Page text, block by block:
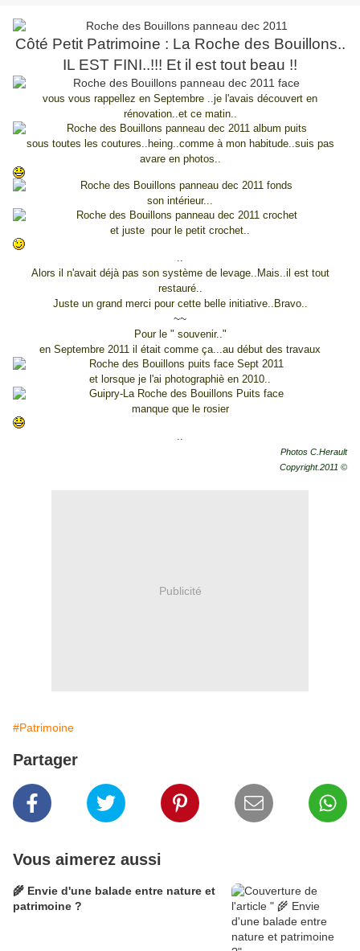
Côté Petit Patrimoine : La Roche des Bouillons..
IL EST FINI..!!! Et il est tout beau !!
vous vous rappellez en Septembre ..je l'avais découvert en
rénovation..et ce matin..
sous toutes les coutures..heing..comme à mon habitude..suis pas
avare en photos..
son intérieur...
et juste pour le petit crochet..
..
Alors il n'avait déjà pas son système de levage..Mais..il est tout
restauré..
Juste un grand merci pour cette belle initiative..Bravo..
~~
Pour le " souvenir.."
en Septembre 2011 il était comme ça...au début des travaux
et lorsque je l'ai photographiè en 2010..
manque que le rosier
..
Photos C.Herault
Copyright.2011 ©
Publicité
#Patrimoine
Partager
Vous aimerez aussi
🌾 Envie d'une balade entre nature et
patrimoine ?